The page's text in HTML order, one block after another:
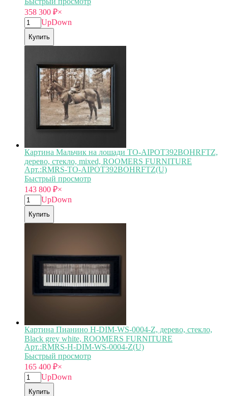
358 300 ₽×
UpDown
Купить
Картина Мальчик на лошади TO-AIPOT392BOHRFTZ,
дерево, стекло, mixed, ROOMERS FURNITURE
Арт.:RMRS-TO-AIPOT392BOHRFTZ(U)
Быстрый просмотр
143 800 ₽×
UpDown
Купить
Картина Пианино H-DIM-WS-0004-Z, дерево, стекло,
Black grey white, ROOMERS FURNITURE
Арт.:RMRS-H-DIM-WS-0004-Z(U)
Быстрый просмотр
165 400 ₽×
UpDown
Купить